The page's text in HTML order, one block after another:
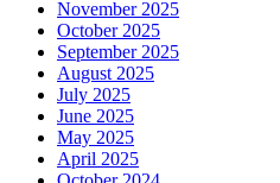
November 2025
October 2025
September 2025
August 2025
July 2025
June 2025
May 2025
April 2025